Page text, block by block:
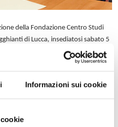
Informazioni sui cookie
della Fondazione Centro Studi
di Lucca, insediatosi sabato 5
Alberto Fontana e
Ragghianti, figlia dei due grandi
Umberto Sereni e Alessandra
componenti del Comitato
e Alberto Salvadori (da Statuto, altri